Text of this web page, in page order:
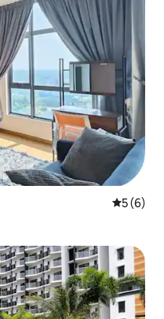
5 de
5 (6)